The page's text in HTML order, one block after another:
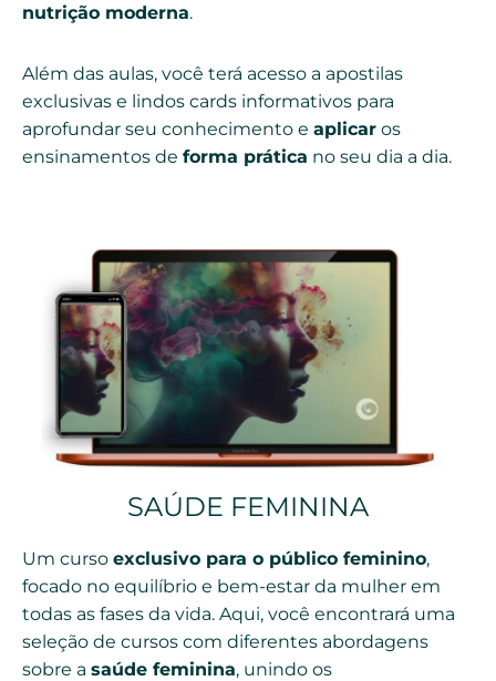
nutrição moderna.
Além das aulas, você terá acesso a apostilas
exclusivas e lindos cards informativos para
aprofundar seu conhecimento e aplicar os
ensinamentos de forma prática no seu dia a dia.
SAÚDE FEMININA
Um curso exclusivo para o público feminino,
focado no equilíbrio e bem-estar da mulher em
todas as fases da vida. Aqui, você encontrará uma
seleção de cursos com diferentes abordagens
sobre a saúde feminina, unindo os